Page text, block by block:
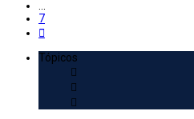
7
Tópicos